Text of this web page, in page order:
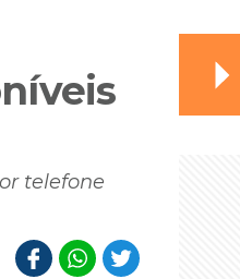
telefone